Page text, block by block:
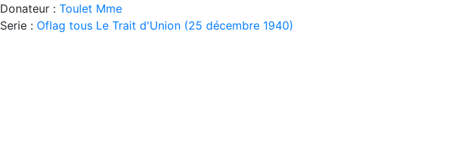
Donateur : Toulet Mme
Serie : Oflag tous Le Trait d'Union (25 décembre 1940)